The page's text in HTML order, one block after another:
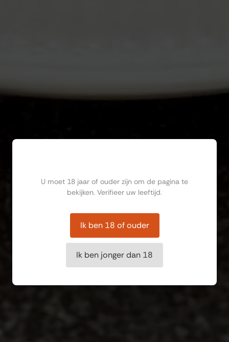
U moet 18 jaar of ouder zijn om de pagina te
bekijken. Verifieer uw leeftijd.
Ik ben 18 of ouder
Ik ben jonger dan 18